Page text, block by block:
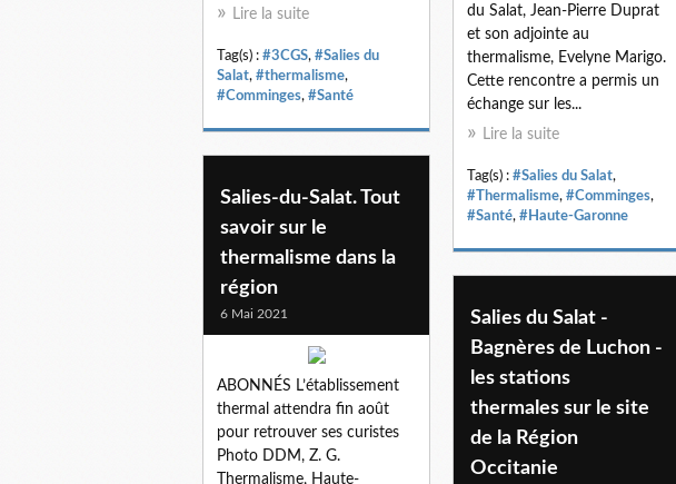
Lire la suite
Tag(s) : #3CGS, #Salies du
Salat, #thermalisme,
#Comminges, #Santé
du Salat, Jean-Pierre Duprat
et son adjointe au
thermalisme, Evelyne Marigo.
Cette rencontre a permis un
échange sur les...
Lire la suite
Tag(s) : #Salies du Salat,
#Thermalisme, #Comminges,
#Santé, #Haute-Garonne
Salies-du-Salat. Tout
savoir sur le
thermalisme dans la
région
6 Mai 2021
ABONNÉS L’établissement
thermal attendra fin août
pour retrouver ses curistes
Photo DDM, Z. G.
Thermalisme, Haute-
Salies du Salat -
Bagnères de Luchon -
les stations
thermales sur le site
de la Région
Occitanie